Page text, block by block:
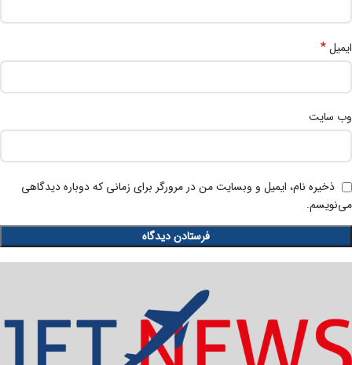
ایمیل*
وب‌ سایت
ذخیره نام، ایمیل و وبسایت من در مرورگر برای زمانی که دوباره دیدگاهی
می‌نویسم.